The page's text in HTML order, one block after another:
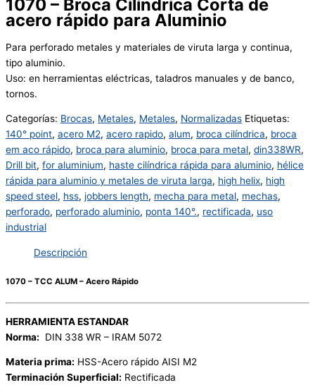
1070 – Broca Cilíndrica Corta de
acero rápido para Aluminio
Para perforado metales y materiales de viruta larga y continua,
tipo aluminio.
Uso: en herramientas eléctricas, taladros manuales y de banco,
tornos.
Categorías: Brocas, Metales, Metales, Normalizadas Etiquetas:
140° point, acero M2, acero rapido, alum, broca cilíndrica, broca
em aco rápido, broca para aluminio, broca para metal, din338WR,
Drill bit, for aluminium, haste cilíndrica rápida para aluminio, hélice
rápida para aluminio y metales de viruta larga, high helix, high
speed steel, hss, jobbers length, mecha para metal, mechas,
perforado, perforado aluminio, ponta 140°., rectificada, uso
industrial
Descripción
1070 – TCC ALUM – Acero Rápido
HERRAMIENTA ESTANDAR
Norma: DIN 338 WR – IRAM 5072
Materia prima: HSS-Acero rápido AISI M2
Terminación Superficial: Rectificada